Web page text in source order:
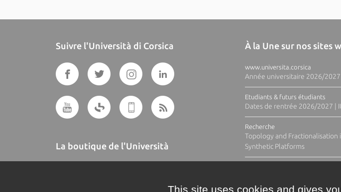
Suivre l'Università di Corsica
La boutique de l'Università
À la Une sur nos sites
www.universita.corsica
Année universitaire 2026/
Etudiants & futurs étudiants
Dates de rentrée 2026/2027 |
Recherche
Topology and
Synthetic Platforms
This site uses cookies and gives